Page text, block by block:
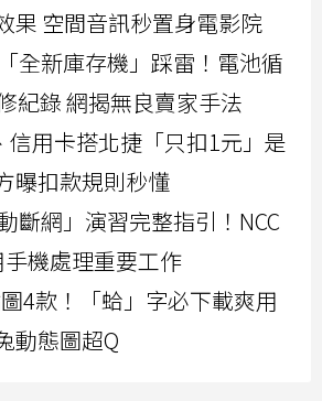
果 空間音訊秒置身電影院
全新庫存機」踩雷！電池循
紀錄 網揭無良賣家手法
信用卡搭北捷「只扣1元」是
曝扣款規則秒懂
斷網」演習完整指引！NCC
機處理重要工作
4款！「蛤」字必下載爽用
動態圖超Q